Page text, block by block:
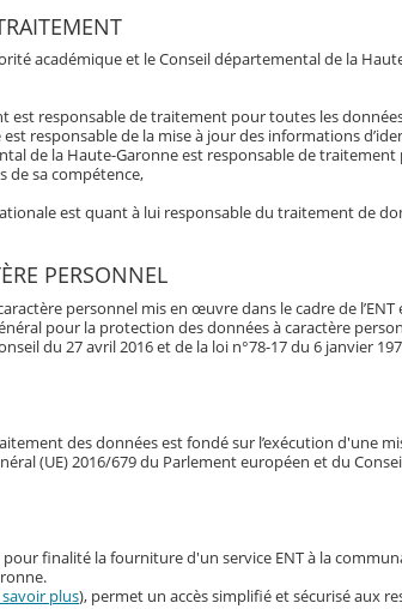
académique et le Conseil départemental de la
est responsable de traitement pour toutes les
est responsable de la mise à jour des informations
de la Haute-Garonne est responsable de traitement
de sa compétence,
est quant à lui responsable du traitement de
PERSONNEL
personnel mis en œuvre dans le cadre de
pour la protection des données à caractère
du 27 avril 2016 et de la loi n°78-17 du 6 janvier
des données est fondé sur l’exécution d'une
(UE) 2016/679 du Parlement européen et du
finalité la fourniture d'un service ENT à la
plus), permet un accès simplifié et sécurisé aux